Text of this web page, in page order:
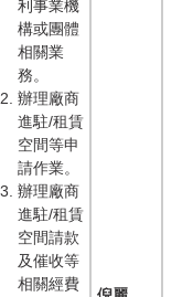
利事業機
構或團體
相關業
務。
辦理廠商
進駐/租賃
空間等申
請作業。
辦理廠商
進駐/租賃
空間請款
及催收等
相關經費